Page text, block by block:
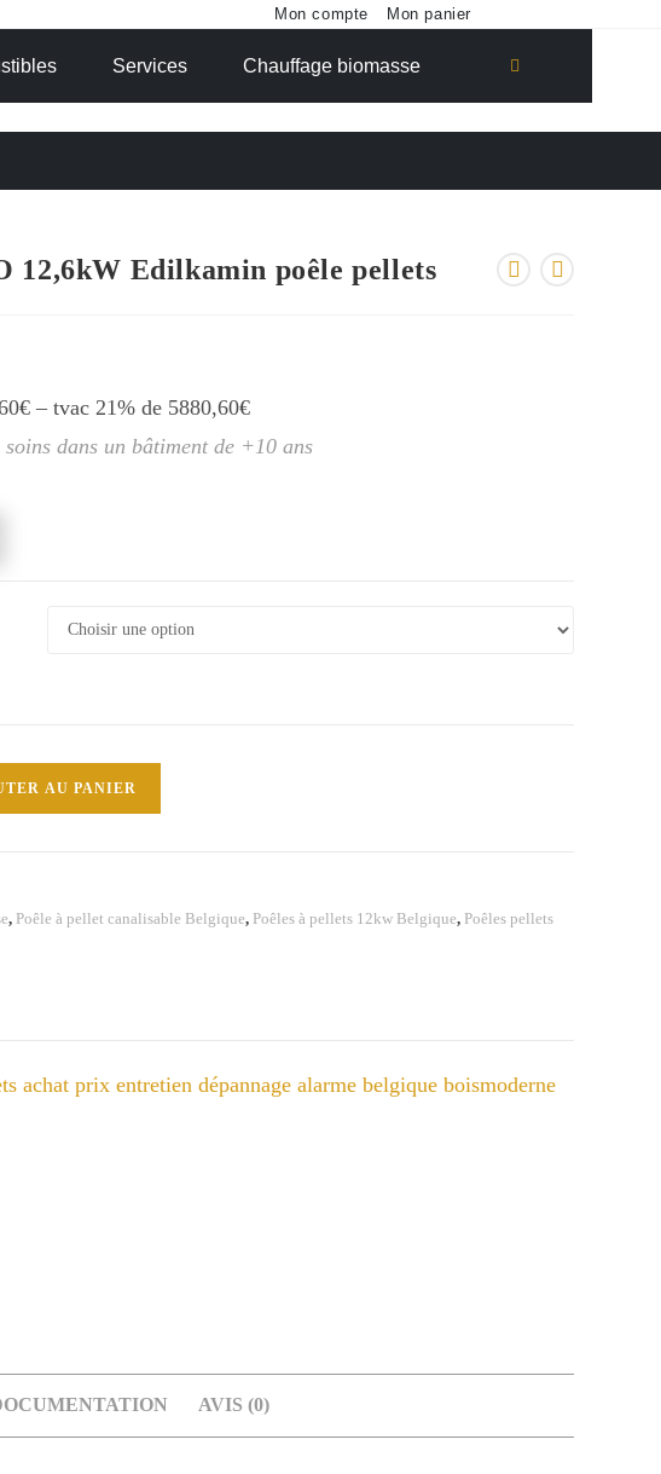
Mon compte Mon panier
Services Chauffage biomasse Toggle
website
12,6kW Edilkamin poêle pellets
– tvac 21% de 5880,60€
dans un bâtiment de +10 ans
AU PANIER
, Poêle à pellet canalisable Belgique, Poêles à pellets 12kw Belgique, Poêles pellets
AVIS (0)